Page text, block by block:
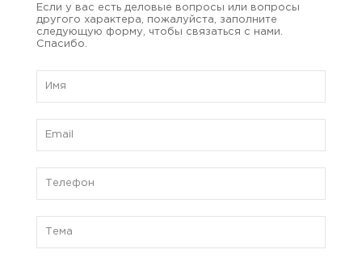
Если у вас есть деловые вопросы или вопросы
другого характера, пожалуйста, заполните
следующую форму, чтобы связаться с нами.
Спасибо.